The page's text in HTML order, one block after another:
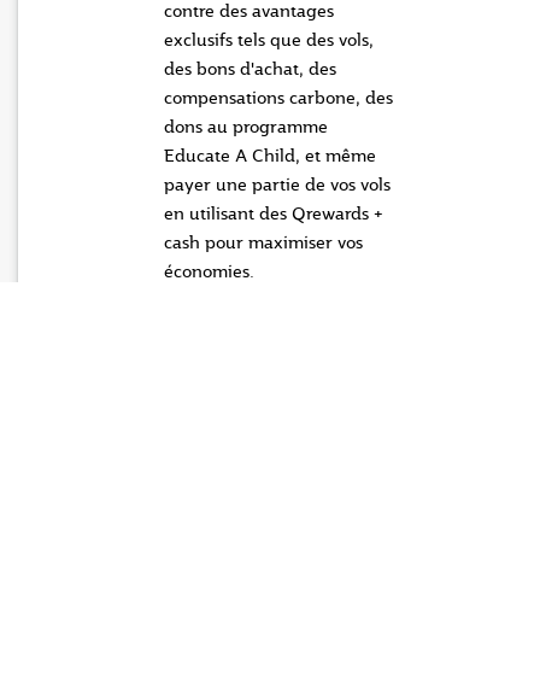
contre des avantages
exclusifs tels que des vols,
des bons d'achat, des
compensations carbone, des
dons au programme
Educate A Child, et même
payer une partie de vos vols
en utilisant des Qrewards +
cash pour maximiser vos
économies.